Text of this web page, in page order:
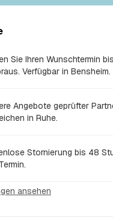
Sie Ihren Wunschtermin
Verfügbar in Bensheim.
Angebote geprüfter
in Ruhe.
Stornierung bis 48
ansehen